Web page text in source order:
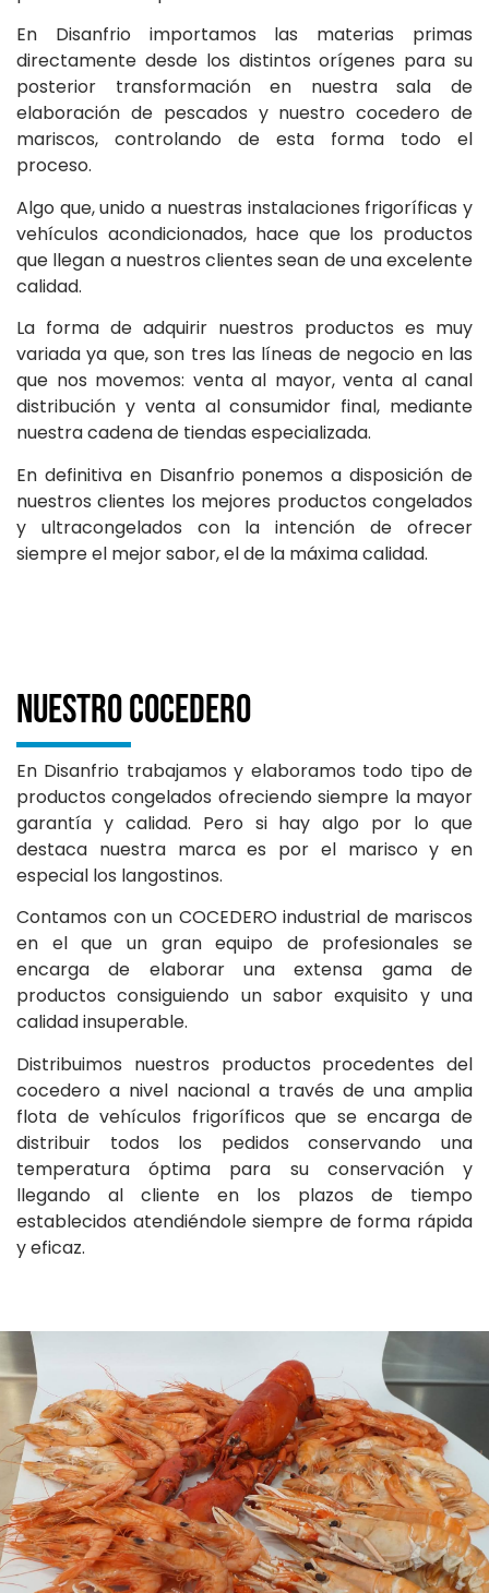
En Disanfrio importamos las materias primas
directamente desde los distintos orígenes para su
posterior transformación en nuestra sala de
elaboración de pescados y nuestro cocedero de
mariscos, controlando de esta forma todo el
proceso.
Algo que, unido a nuestras instalaciones frigoríficas y
vehículos acondicionados, hace que los productos
que llegan a nuestros clientes sean de una excelente
calidad.
La forma de adquirir nuestros productos es muy
variada ya que, son tres las líneas de negocio en las
que nos movemos: venta al mayor, venta al canal
distribución y venta al consumidor final, mediante
nuestra cadena de tiendas especializada.
En definitiva en Disanfrio ponemos a disposición de
nuestros clientes los mejores productos congelados
y ultracongelados con la intención de ofrecer
siempre el mejor sabor, el de la máxima calidad.
Nuestro Cocedero
En Disanfrio trabajamos y elaboramos todo tipo de
productos congelados ofreciendo siempre la mayor
garantía y calidad. Pero si hay algo por lo que
destaca nuestra marca es por el marisco y en
especial los langostinos.
Contamos con un COCEDERO industrial de mariscos
en el que un gran equipo de profesionales se
encarga de elaborar una extensa gama de
productos consiguiendo un sabor exquisito y una
calidad insuperable.
Distribuimos nuestros productos procedentes del
cocedero a nivel nacional a través de una amplia
flota de vehículos frigoríficos que se encarga de
distribuir todos los pedidos conservando una
temperatura óptima para su conservación y
llegando al cliente en los plazos de tiempo
establecidos atendiéndole siempre de forma rápida
y eficaz.